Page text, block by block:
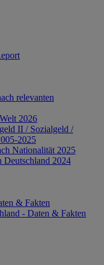
relevanten
2026
II / Sozialgeld /
2025
Nationalität 2025
Deutschland 2024
& Fakten
- Daten & Fakten